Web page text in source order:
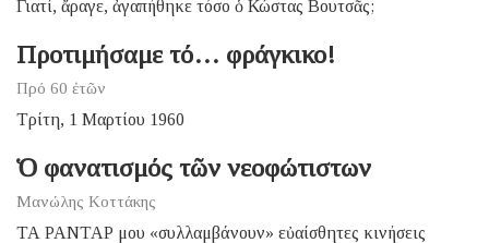
Γιατί, ἄραγε, ἀγαπήθηκε τόσο ὁ Κώστας Βουτσᾶς;
Προτιμήσαμε τό… φράγκικο!
Πρό 60 ἐτῶν
Τρίτη, 1 Μαρτίου 1960
Ὁ φανατισμός τῶν νεοφώτιστων
Μανώλης Κοττάκης
ΤΑ ΡΑΝΤΑΡ μου «συλλαμβάνουν» εὐαίσθητες κινήσεις